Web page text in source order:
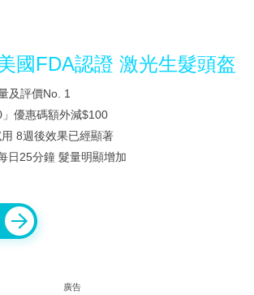
國FDA認證 激光生髮頭盔
及評價No. 1
優惠碼額外減$100
8週後效果已經顯著
日25分鐘 髮量明顯增加
廣告